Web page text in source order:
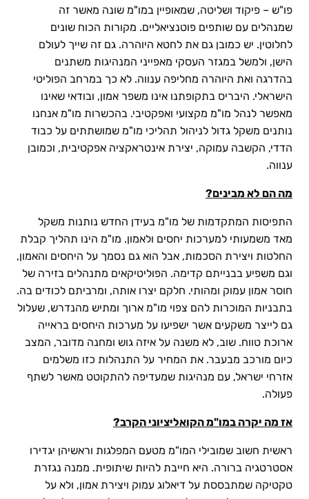
פו"ש – פיקוד ושליטה, שמאופיין במו"מ שונה מאשר זה
שמנהלים עם שותפים פוטנציאליים. מקורות הכוח שונים
לחלוטין. יש כמובן גם את לחטא היוהרה. גם זה שייך לעולם
הישן, ולמשל במגזר העסקי מאפייני המנהיגות משתנים
בהדרגה ואת היוהרה מחליפה ענווה. לא כך במרחב הפוליטי
הישראלי. היבריס בתקופתנו אינו משפר אמון, ובודאי שאינו
מאפשר לנהל מו"מ מקצועי ואפקטיבי. בהכשרות מו"מ אנחנו
נותנים משקל גדול לניהול תהליכי מו"מ שמושתתים על כבוד
הדדי, הקשבה עמוקה, יצירת אינטראקציה אפקטיבית, וכמובן
ענווה.
מה הם לא מבינים?
התפיסות המתקדמות של מו"מ בעידן החדש נותנות משקל
מאד משמעותי למערכות יחסים ולאמון. מו"מ הינו תהליך קבלת
החלטות ויצירת הסכמות, אבל הוא גם נסמך על היחסים והאמון,
וגם משפיע בבנייתם קדימה. הפוליטיקאים מתנהלים בזירה של
חוסר אמון עמוק ומהותי. חלקם יצרו אותה, ומרביתם לכודים בה.
בתבניות המוכרות להם צפוי מו"מ ארוך ומתיש מהנדרש, שעלול
גם לייצר משקעים אשר ישפיעו על מערכות היחסים בראייה
ארוכת טווח. שוב, לא משנה על איזה גוש ומחנה מדובר, המצב
כיום מורכב מבעבר. את המחיר על התנהלות כזו משלמים
אזרחי ישראל, עם מנהיגות שמעדיפה להתקוטט מאשר לשתף
פעולה.
אז מה יקרה במו"מ הקואליציוני הקרב?
ראשית חשוב שמובילי המו"מ מטעם המפלגות וראשיהן יגדירו
אסטרטגיה ברורה. היא חייבת להיות שיתופית. ממנה נגזרת
טקטיקה שמתבססת על דיאלוג עמוק ויצירת אמון, ולא על